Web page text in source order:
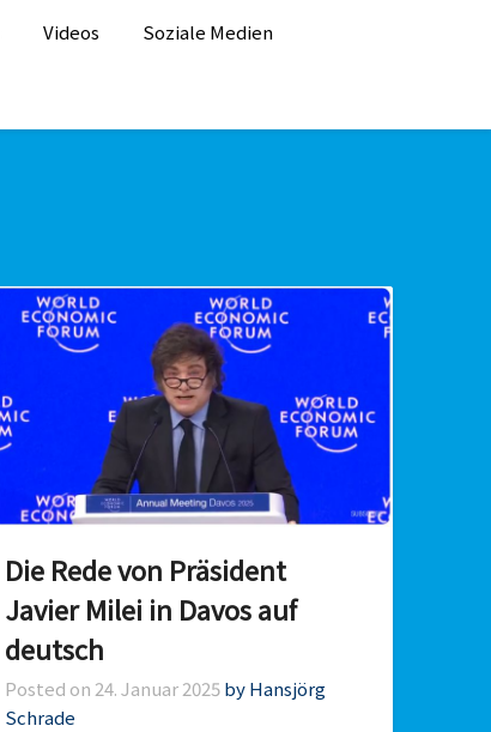
Videos Soziale Medien
Die Rede von Präsident
Javier Milei in Davos auf
deutsch
Posted on 24. Januar 2025by Hansjörg
Schrade